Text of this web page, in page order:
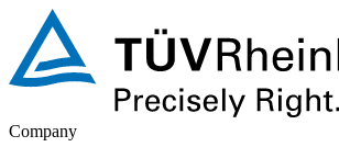
Company